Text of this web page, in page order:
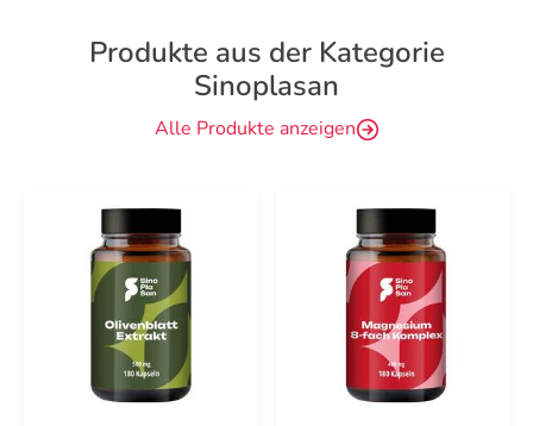
Produkte aus der Kategorie
Sinoplasan
Alle Produkte anzeigen